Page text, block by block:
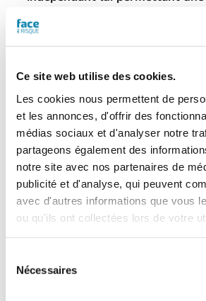
Ce site web utilise des cookies.
Les cookies nous permettent de
et les annonces, d'offrir des
médias sociaux et d'analyser notre
partageons également des
notre site avec nos partenaires de
publicité et d'analyse, qui peuvent
avec d'autres informations que vous
ou qu'ils ont collectées lors de votre
Nécessaires
Un dispositif médical
réanimation cardio-
récompensée
CorPatchest un dispositif visant
réanimation cardio-respiratoire
première seconde grâce à un
et une application gratuite”.
Comme l’explique Préventica sur
sternum de la victime. Couplé à
gratuite, il guide le témoin pas à